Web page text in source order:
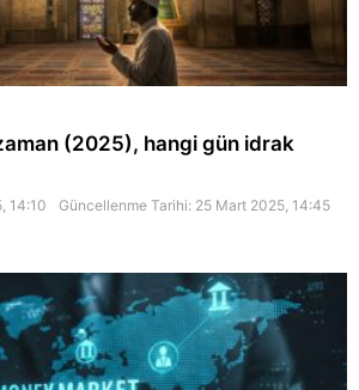
(2025), hangi gün idrak
14:10 Güncellenme Tarihi: 25 Mart 2025, 14:45